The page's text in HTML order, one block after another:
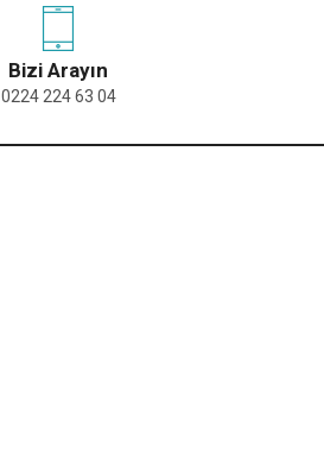
Bizi Arayın
0224 224 63 04